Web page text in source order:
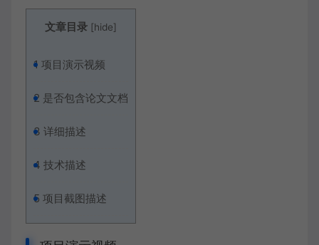
文章目录 [hide]
1 项目演示视频
2 是否包含论文文档
3 详细描述
4 技术描述
5 项目截图描述